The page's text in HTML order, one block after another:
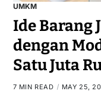
UMKM
Ide Barang
dengan
Satu Juta
7 MIN READ MAY 25,